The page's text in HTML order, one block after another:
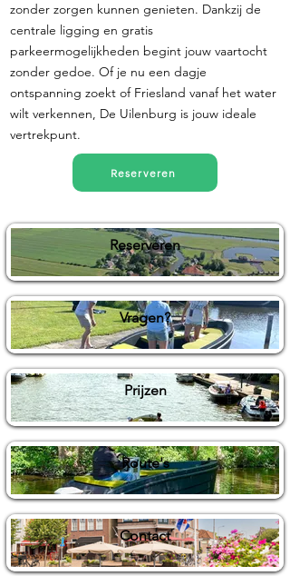
zonder zorgen kunnen genieten. Dankzij de
centrale ligging en gratis
parkeermogelijkheden begint jouw vaartocht
zonder gedoe. Of je nu een dagje
ontspanning zoekt of Friesland vanaf het water
wilt verkennen, De Uilenburg is jouw ideale
vertrekpunt.
Reserveren
Reserveren
Vragen?
Prijzen
Route's
Contact